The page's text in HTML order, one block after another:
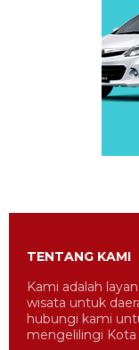
TENTANG KAMI
Kami adalah
wisata untuk
hubungi kami
mengelilingi Kota